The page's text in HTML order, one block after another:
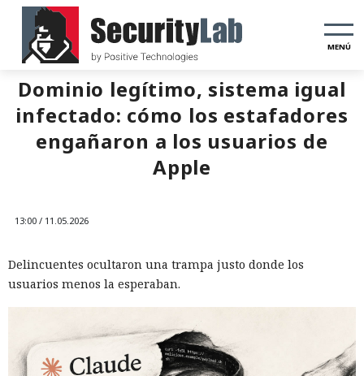
MENÚ
Dominio legítimo, sistema igual
infectado: cómo los estafadores
engañaron a los usuarios de
Apple
13:00 / 11.05.2026
Delincuentes ocultaron una trampa justo donde los
usuarios menos la esperaban.